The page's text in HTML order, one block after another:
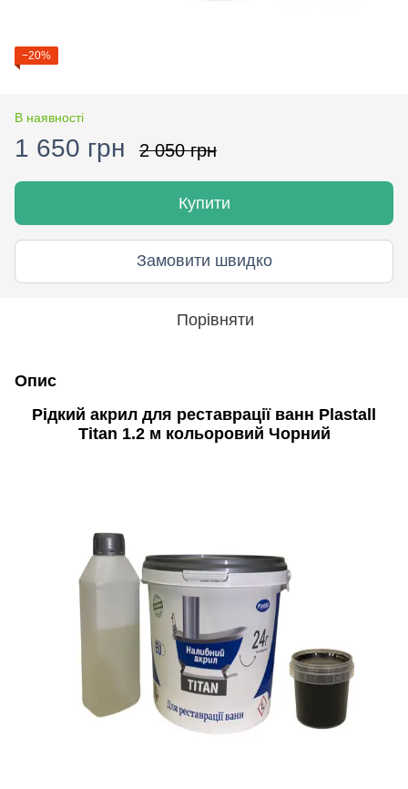
−20%
В наявності
1 650 грн 2 050 грн
Купити
Замовити швидко
Порівняти
Опис
Рідкий акрил для реставрації ванн Plastall
Titan 1.2 м кольоровий Чорний